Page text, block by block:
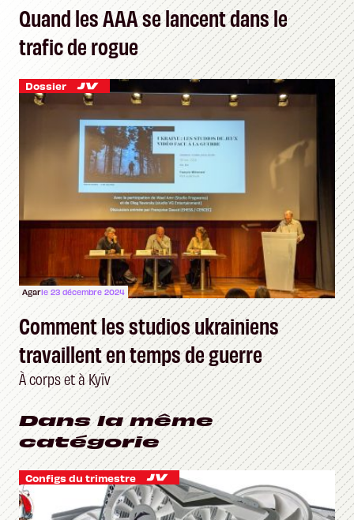
Quand les AAA se lancent dans le
trafic de rogue
Dossier
Agarle 23 décembre 2024
Comment les studios ukrainiens
travaillent en temps de guerre
À corps et à Kyïv
Dans la même
catégorie
Configs du trimestre